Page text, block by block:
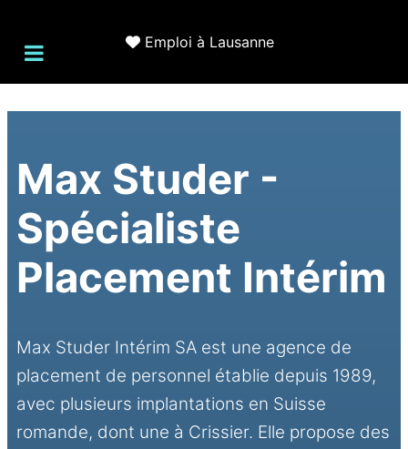
Emploi à Lausanne
Max Studer -
Spécialiste
Placement Intérim
Max Studer Intérim SA est une agence de
placement de personnel établie depuis 1989,
avec plusieurs implantations en Suisse
romande, dont une à Crissier. Elle propose des